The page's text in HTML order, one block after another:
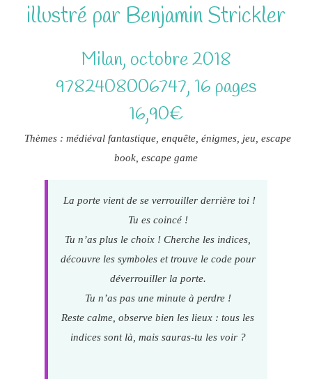
illustré par Benjamin Strickler
Milan, octobre 2018
9782408006747, 16 pages
16,90€
Thèmes : médiéval fantastique, enquête, énigmes, jeu, escape
book, escape game
La porte vient de se verrouiller derrière toi !
Tu es coincé !
Tu n’as plus le choix ! Cherche les indices,
découvre les symboles et trouve le code pour
déverrouiller la porte.
Tu n’as pas une minute à perdre !
Reste calme, observe bien les lieux : tous les
indices sont là, mais sauras-tu les voir ?